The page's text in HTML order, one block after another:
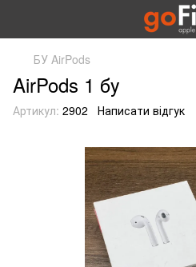
БУ AirPods
AirPods 1 бу
Артикул: 2902 Написати відгук